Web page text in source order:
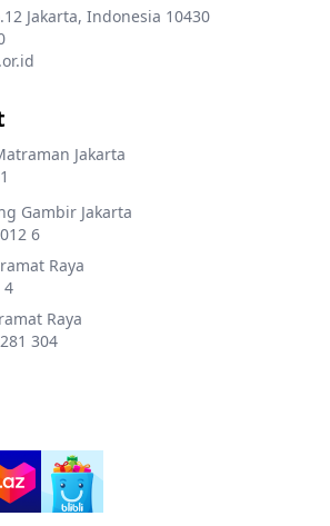
Jakarta, Indonesia 10430
Jakarta
Gambir Jakarta
6
Raya
4
Raya
304